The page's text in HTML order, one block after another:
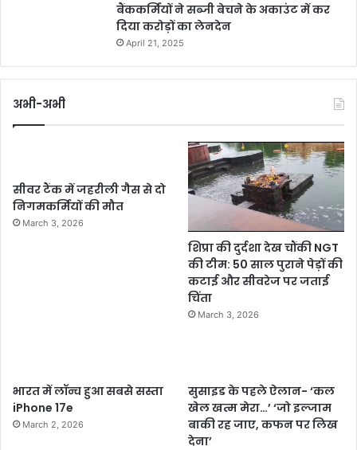
बैंककर्मियों ने सब्जी बेचने के अकाउंट में कर
दिया करोड़ों का लेनदेन
April 21, 2025
अभी-अभी
सीवर टैंक में जहरीली गैस से दो
निगमकर्मियों की मौत
March 3, 2026
शिप्रा की दुर्दशा देख चौंकी NGT
की टीम: 50 साल पुराने पेड़ों की
कटाई और सीवरेज पर जताई
चिंता
March 3, 2026
भारत में लॉन्च हुआ सबसे सस्ता
iPhone 17e
March 2, 2026
सुसाइड के पहले ऐलान- ‘कल
खेल खत्म मेरा…’ ‘जो इल्जाम
बाकी रह जाए, कफन पर लिख
देना’